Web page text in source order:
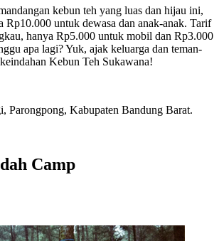
kebun teh yang luas dan hijau ini,
Rp10.000 untuk dewasa dan anak-anak. Tarif
hanya Rp5.000 untuk mobil dan Rp3.000
apa lagi? Yuk, ajak keluarga dan teman-
Kebun Teh Sukawana!
Parongpong, Kabupaten Bandung Barat.
Camp